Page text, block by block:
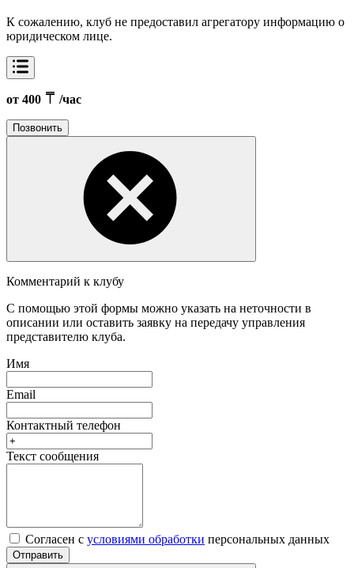
К сожалению, клуб не предоставил агрегатору информацию о
юридическом лице.
от 400 /час
Позвонить
Комментарий к клубу
С помощью этой формы можно указать на неточности в
описании или оставить заявку на передачу управления
представителю клуба.
Имя
Email
Контактный телефон
Текст сообщения
Согласен с условиями обработки персональных данных
Отправить